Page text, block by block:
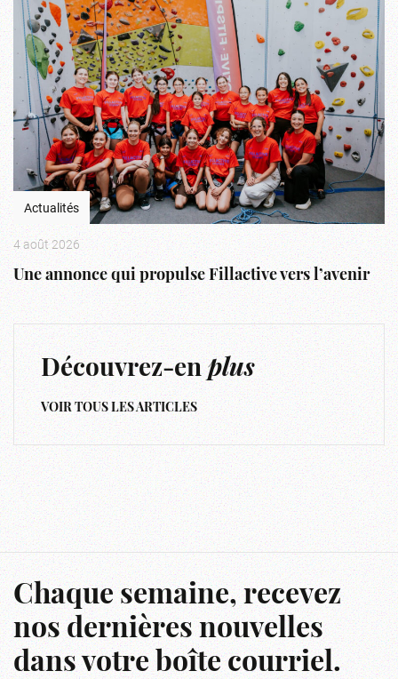
Actualités
4 août 2026
Une annonce qui propulse Fillactive vers l’avenir
Découvrez-enplus
VOIR TOUS LES ARTICLES
Chaque semaine, recevez
nos dernières nouvelles
dans votre boîte courriel.